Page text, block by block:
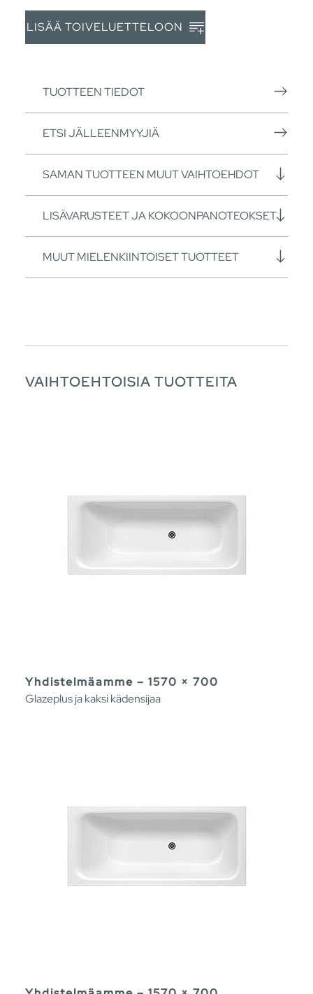
LISÄÄ TOIVELUETTELOON
TUOTTEEN TIEDOT
ETSI JÄLLEENMYYJIÄ
SAMAN TUOTTEEN MUUT VAIHTOEHDOT
LISÄVARUSTEET JA KOKOONPANOTEOKSET
MUUT MIELENKIINTOISET TUOTTEET
VAIHTOEHTOISIA TUOTTEITA
Yhdistelmäamme – 1570 × 700
Glazeplus ja kaksi kädensijaa